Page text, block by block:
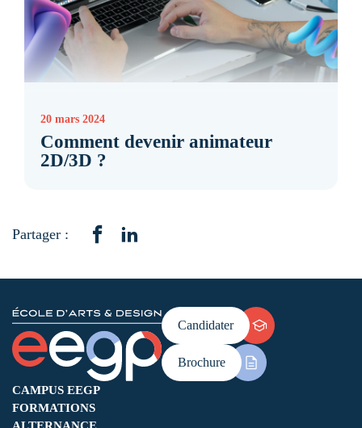
20 mars 2024
Comment devenir animateur
2D/3D ?
Partager :
Candidater
Brochure
CAMPUS EEGP
FORMATIONS